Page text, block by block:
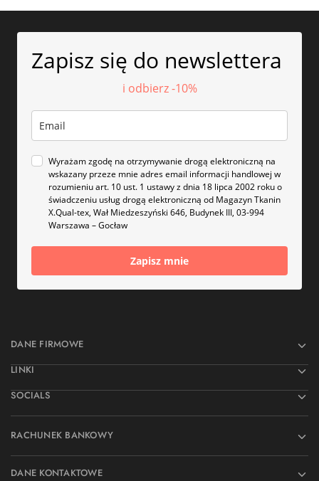
Zapisz się do newslettera
i odbierz -10%
Wyrażam zgodę na otrzymywanie drogą elektroniczną na
wskazany przeze mnie adres email informacji handlowej w
rozumieniu art. 10 ust. 1 ustawy z dnia 18 lipca 2002 roku o
świadczeniu usług drogą elektroniczną od Magazyn Tkanin
X.Qual-tex, Wał Miedzeszyński 646, Budynek III, 03-994
Warszawa – Gocław
Zapisz mnie
DANE FIRMOWE
LINKI
SOCIALS
RACHUNEK BANKOWY
DANE KONTAKTOWE